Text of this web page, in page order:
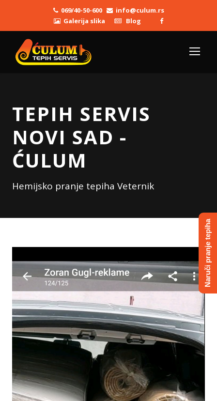
069/40-50-600
info@culum.rs
Galerija slika
Blog
TEPIH SERVIS
NOVI SAD -
ĆULUM
Hemijsko pranje tepiha Veternik
Naruči pranje tepiha